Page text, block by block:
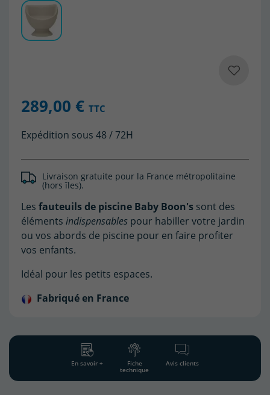
289,00 € TTC
Expédition sous 48 / 72H
Livraison gratuite pour la France métropolitaine
(hors îles).
Les fauteuils de piscine Baby Boon's sont des
éléments indispensables pour habiller votre jardin
ou vos abords de piscine pour en faire profiter
vos enfants.
Idéal pour les petits espaces.
Fabriqué en France
En savoir + Fiche
technique
Avis clients